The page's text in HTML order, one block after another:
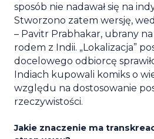
sposób nie nadawał się na
Stworzono zatem wersję,
– Pavitr Prabhakar, ubrany
rodem z Indii. „Lokalizacja”
docelowego odbiorcę
Indiach kupowali komiks o
względu na dostosowanie
rzeczywistości.
Jakie znaczenie ma